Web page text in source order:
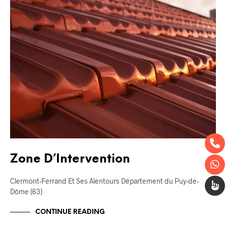
Zone D’Intervention
Clermont-Ferrand Et Ses Alentours Département du Puy-de-
Dôme (63)
CONTINUE READING